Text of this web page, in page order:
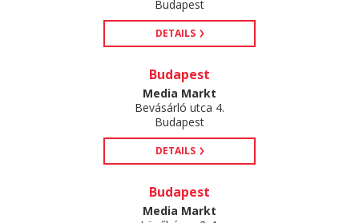
Budapest
DETAILS
Budapest
Media Markt
Bevásárló utca 4.
Budapest
DETAILS
Budapest
Media Markt